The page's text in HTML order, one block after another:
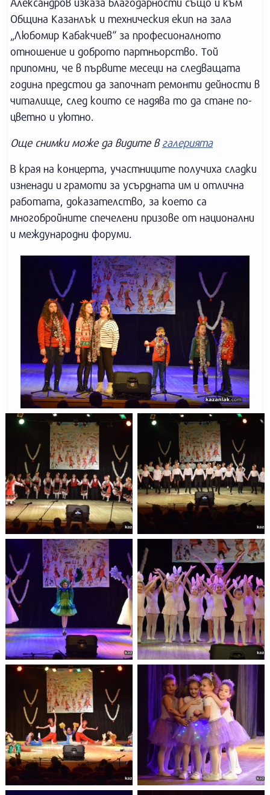
Община Казанлък и техническия екип на зала
„Любомир Кабакчиев“ за професионалното
отношение и доброто партньорство. Той
припомни, че в първите месеци на следващата
година предстои да започнат ремонти дейности в
читалище, след които се надява то да стане по-
цветно и уютно.
Още снимки може да видите вгалерията
В края на концерта, участниците получиха сладки
изненади и грамоти за усърдната им и отлична
работата, доказателство, за което са
многобройните спечелени призове от национални
и международни форуми.